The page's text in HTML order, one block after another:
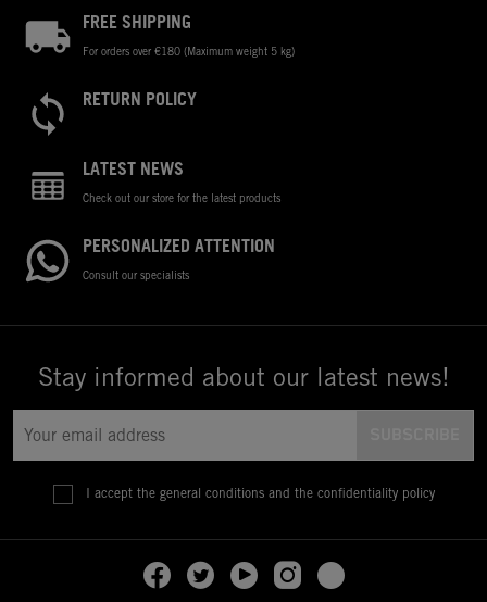
FREE SHIPPING
For orders over €180 (Maximum weight 5 kg)
RETURN POLICY
LATEST NEWS
Check out our store for the latest products
PERSONALIZED ATTENTION
Consult our specialists
Stay informed about our latest news!
I accept the general conditions and the confidentiality policy